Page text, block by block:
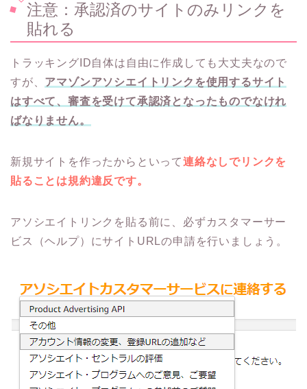
注意：承認済のサイトのみリンクを
貼れる
トラッキングID自体は自由に作成しても大丈夫なので
すが、 アマゾンアソシエイトリンクを使用するサイト
はすべて、審査を受けて承認済となったものでなけれ
ばなりません。
新規サイトを作ったからといって連絡なしでリンクを
貼ることは規約違反です。
アソシエイトリンクを貼る前に、必ずカスタマーサー
ビス（ヘルプ）にサイトURLの申請を行いましょう。